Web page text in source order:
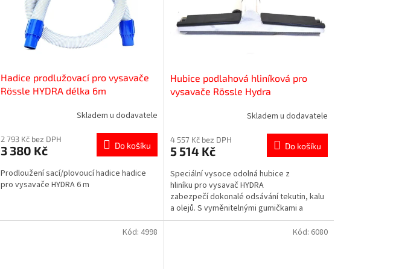
Hadice prodlužovací pro vysavače
Rössle HYDRA délka 6m
Skladem u dodavatele
2 793 Kč bez DPH
3 380 Kč Do košíku
Prodloužení sací/plovoucí hadice hadice
pro vysavače HYDRA 6 m
Hubice podlahová hliníková pro
vysavače Rössle Hydra
Skladem u dodavatele
4 557 Kč bez DPH
5 514 Kč Do košíku
Speciální vysoce odolná hubice z
hliníku pro vysavač HYDRA
zabezpečí dokonalé odsávání tekutin, kalu
a olejů. S vyměnitelnými gumičkami a
nastavením.
Kód: 4998 Kód: 6080